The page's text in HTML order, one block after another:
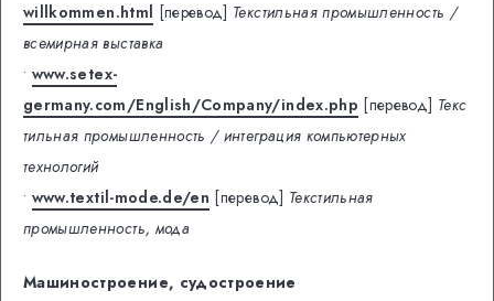
willkommen.html [перевод] Текстильная промышленность /
всемирная выставка
• www.setex-
germany.com/English/Company/index.php [перевод] Текс
тильная промышленность / интеграция компьютерных
технологий
• www.textil-mode.de/en [перевод] Текстильная
промышленность, мода
Машиностроение, судостроение